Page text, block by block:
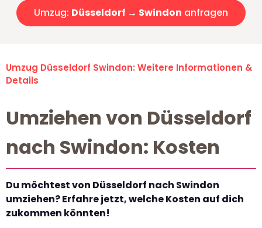
Umzug: Düsseldorf → Swindon anfragen
Umzug Düsseldorf Swindon: Weitere Informationen &
Details
Umziehen von Düsseldorf
nach Swindon: Kosten
Du möchtest von Düsseldorf nach Swindon
umziehen? Erfahre jetzt, welche Kosten auf dich
zukommen könnten!